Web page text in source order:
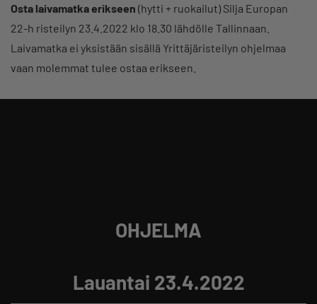
Osta laivamatka erikseen (hytti + ruokailut) Silja Europan
22-h risteilyn 23.4.2022 klo 18.30 lähdölle Tallinnaan.
Laivamatka ei yksistään sisällä Yrittäjäristeilyn ohjelmaa
vaan molemmat tulee ostaa erikseen.
OHJELMA
Lauantai 23.4.2022